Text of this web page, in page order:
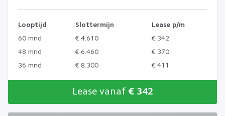
Looptijd Slottermijn
Lease p/m
60 mnd
€ 4.610
€ 342
48 mnd
€ 6.460
€ 370
36 mnd
€ 8.300 € 411
Lease vanaf € 342